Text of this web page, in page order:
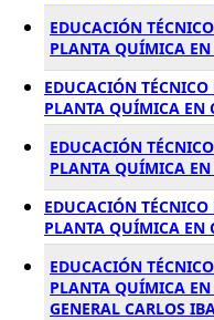
EDUCACIÓN
PLANTA QUÍMICA
EDUCACIÓN
PLANTA QUÍMICA EN
EDUCACIÓN
PLANTA QUÍMICA EN
EDUCACIÓN
PLANTA QUÍMICA EN
EDUCACIÓN
PLANTA QUÍMICA EN
GENERAL CARLOS